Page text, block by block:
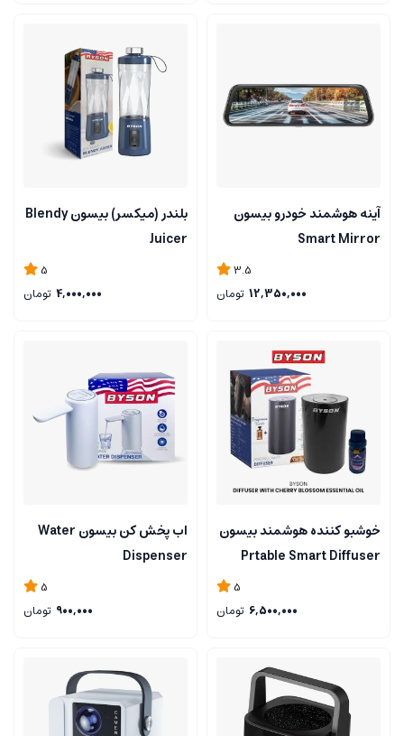
آینه هوشمند خودرو بیسون
Smart Mirror
3.5
12,350,000 تومان
بلندر (میکسر) بیسون Blendy
Juicer
5
4,000,000 تومان
خوشبو کننده هوشمند بیسون
Prtable Smart Diffuser
5
6,500,000 تومان
اب پخش کن بیسون Water
Dispenser
5
900,000 تومان